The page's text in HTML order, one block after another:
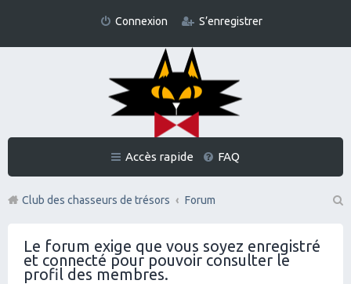
Connexion S’enregistrer
Accès rapide FAQ
Club des chasseurs de trésors
Forum
Le forum exige que vous soyez enregistré
et connecté pour pouvoir consulter le
profil des membres.